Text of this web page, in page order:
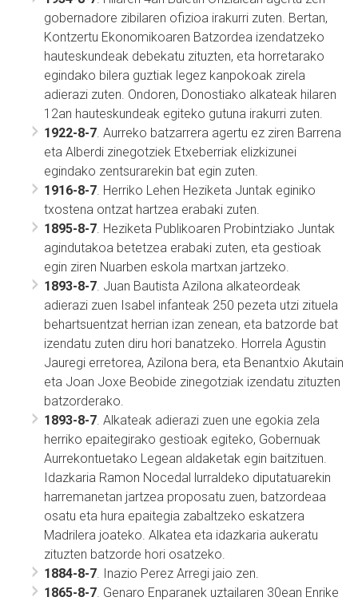
gobernadore zibilaren ofizioa irakurri zuten. Bertan,
Kontzertu Ekonomikoaren Batzordea izendatzeko
hauteskundeak debekatu zituzten, eta horretarako
egindako bilera guztiak legez kanpokoak zirela
adierazi zuten. Ondoren, Donostiako alkateak hilaren
12an hauteskundeak egiteko gutuna irakurri zuten.
1922-8-7 . Aurreko batzarrera agertu ez ziren Barrena
eta Alberdi zinegotziek Etxeberriak elizkizunei
egindako zentsurarekin bat egin zuten.
1916-8-7 . Herriko Lehen Heziketa Juntak eginiko
txostena ontzat hartzea erabaki zuten.
1895-8-7 . Heziketa Publikoaren Probintziako Juntak
agindutakoa betetzea erabaki zuten, eta gestioak
egin ziren Nuarben eskola martxan jartzeko.
1893-8-7 . Juan Bautista Azilona alkateordeak
adierazi zuen Isabel infanteak 250 pezeta utzi zituela
behartsuentzat herrian izan zenean, eta batzorde bat
izendatu zuten diru hori banatzeko. Horrela Agustin
Jauregi erretorea, Azilona bera, eta Benantxio Akutain
eta Joan Joxe Beobide zinegotziak izendatu zituzten
batzorderako.
1893-8-7 . Alkateak adierazi zuen une egokia zela
herriko epaitegirako gestioak egiteko, Gobernuak
Aurrekontuetako Legean aldaketak egin baitzituen.
Idazkaria Ramon Nocedal lurraldeko diputatuarekin
harremanetan jartzea proposatu zuen, batzordeaa
osatu eta hura epaitegia zabaltzeko eskatzera
Madrilera joateko. Alkatea eta idazkaria aukeratu
zituzten batzorde hori osatzeko.
1884-8-7 . Inazio Perez Arregi jaio zen.
1865-8-7 . Genaro Enparanek uztailaren 30ean Enrike